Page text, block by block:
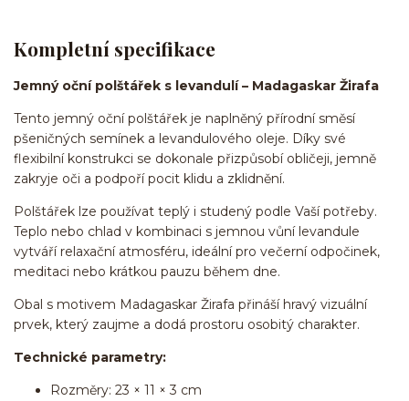
Kompletní specifikace
Jemný oční polštářek s levandulí – Madagaskar Žirafa
Tento jemný oční polštářek je naplněný přírodní směsí
pšeničných semínek a levandulového oleje. Díky své
flexibilní konstrukci se dokonale přizpůsobí obličeji, jemně
zakryje oči a podpoří pocit klidu a zklidnění.
Polštářek lze používat teplý i studený podle Vaší potřeby.
Teplo nebo chlad v kombinaci s jemnou vůní levandule
vytváří relaxační atmosféru, ideální pro večerní odpočinek,
meditaci nebo krátkou pauzu během dne.
Obal s motivem Madagaskar Žirafa přináší hravý vizuální
prvek, který zaujme a dodá prostoru osobitý charakter.
Technické parametry:
Rozměry: 23 × 11 × 3 cm